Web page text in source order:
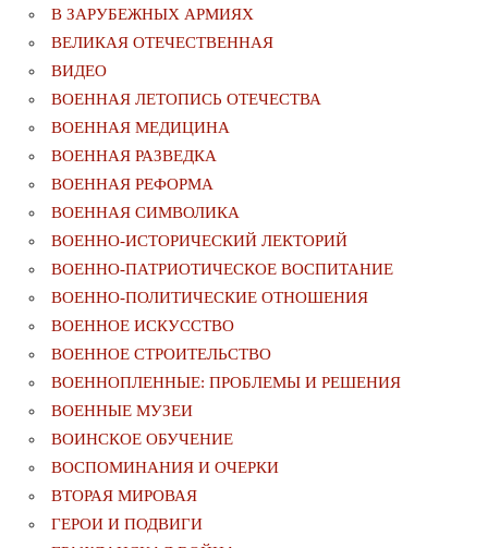
В ЗАРУБЕЖНЫХ АРМИЯХ
ВЕЛИКАЯ ОТЕЧЕСТВЕННАЯ
ВИДЕО
ВОЕННАЯ ЛЕТОПИСЬ ОТЕЧЕСТВА
ВОЕННАЯ МЕДИЦИНА
ВОЕННАЯ РАЗВЕДКА
ВОЕННАЯ РЕФОРМА
ВОЕННАЯ СИМВОЛИКА
ВОЕННО-ИСТОРИЧЕСКИЙ ЛЕКТОРИЙ
ВОЕННО-ПАТРИОТИЧЕСКОЕ ВОСПИТАНИЕ
ВОЕННО-ПОЛИТИЧЕСКИE ОТНОШЕНИЯ
ВОЕННОЕ ИСКУССТВО
ВОЕННОЕ СТРОИТЕЛЬСТВО
ВОЕННОПЛЕННЫЕ: ПРОБЛЕМЫ И РЕШЕНИЯ
ВОЕННЫЕ МУЗЕИ
ВОИНСКОЕ ОБУЧЕНИЕ
ВОСПОМИНАНИЯ И ОЧЕРКИ
ВТОРАЯ МИРОВАЯ
ГЕРОИ И ПОДВИГИ